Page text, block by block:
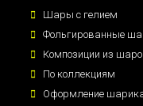
Шары с гелием
Фольгированные
Композиции из
По коллекциям
Оформление